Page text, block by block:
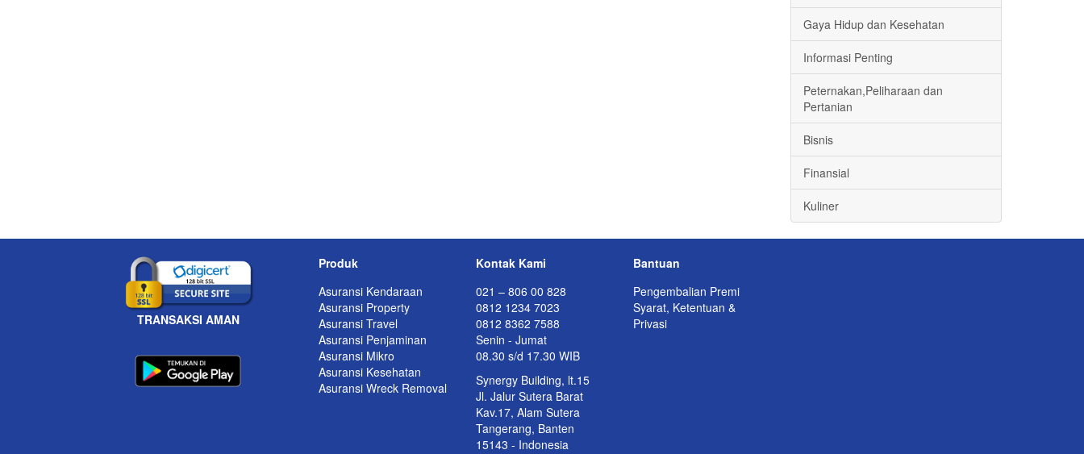
Gaya Hidup dan Kesehatan
Informasi Penting
Peternakan,Peliharaan dan
Pertanian
Bisnis
Finansial
Kuliner
TRANSAKSI AMAN
Produk
Asuransi Kendaraan
Asuransi Property
Asuransi Travel
Asuransi Penjaminan
Asuransi Mikro
Asuransi Kesehatan
Asuransi Wreck Removal
Kontak Kami
021 – 806 00 828
0812 1234 7023
0812 8362 7588
Senin - Jumat
08.30 s/d 17.30 WIB
Synergy Building, lt.15
Jl. Jalur Sutera Barat
Kav.17, Alam Sutera
Tangerang, Banten
15143 - Indonesia
Bantuan
Pengembalian Premi
Syarat, Ketentuan &
Privasi